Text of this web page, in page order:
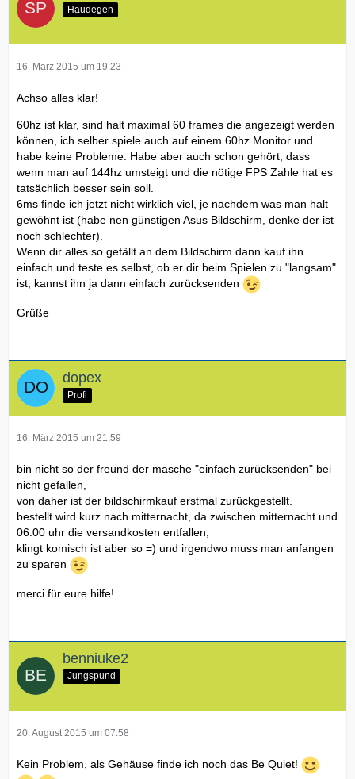
Haudegen
16. März 2015 um 19:23
Achso alles klar!
60hz ist klar, sind halt maximal 60 frames die angezeigt werden
können, ich selber spiele auch auf einem 60hz Monitor und
habe keine Probleme. Habe aber auch schon gehört, dass
wenn man auf 144hz umsteigt und die nötige FPS Zahle hat es
tatsächlich besser sein soll.
6ms finde ich jetzt nicht wirklich viel, je nachdem was man halt
gewöhnt ist (habe nen günstigen Asus Bildschirm, denke der ist
noch schlechter).
Wenn dir alles so gefällt an dem Bildschirm dann kauf ihn
einfach und teste es selbst, ob er dir beim Spielen zu "langsam"
ist, kannst ihn ja dann einfach zurücksenden
Grüße
dopex
Profi
16. März 2015 um 21:59
bin nicht so der freund der masche "einfach zurücksenden" bei
nicht gefallen,
von daher ist der bildschirmkauf erstmal zurückgestellt.
bestellt wird kurz nach mitternacht, da zwischen mitternacht und
06:00 uhr die versandkosten entfallen,
klingt komisch ist aber so =) und irgendwo muss man anfangen
zu sparen
merci für eure hilfe!
benniuke2
Jungspund
20. August 2015 um 07:58
Kein Problem, als Gehäuse finde ich noch das Be Quiet!